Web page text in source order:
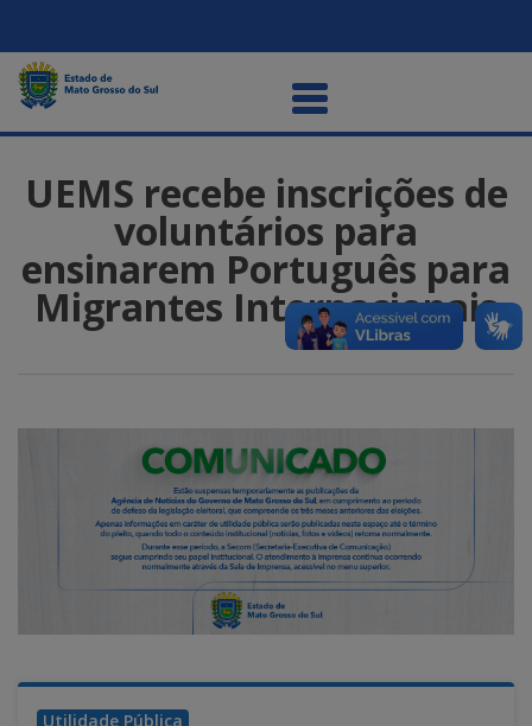
UEMS recebe inscrições de
voluntários para
ensinarem Português para
Migrantes Internacionais
Utilidade Pública